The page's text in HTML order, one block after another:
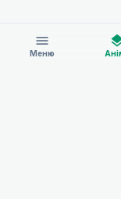
menu
Меню